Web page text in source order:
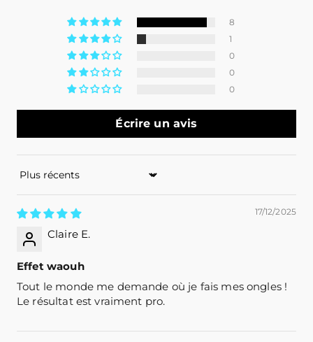
8
1
0
0
0
Écrire un avis
Sort by
17/12/2025
Claire E.
Effet waouh
Tout le monde me demande où je fais mes ongles !
Le résultat est vraiment pro.